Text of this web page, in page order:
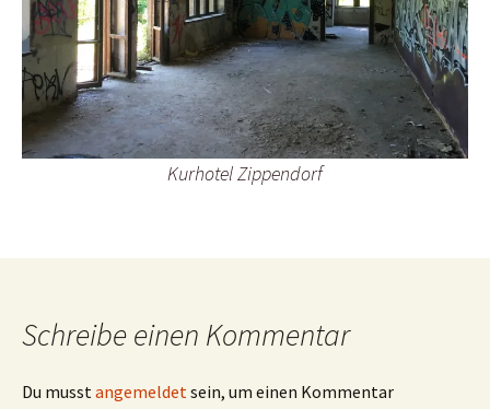
Kurhotel Zippendorf
Schreibe einen Kommentar
Du musstangemeldetsein, um einen Kommentar